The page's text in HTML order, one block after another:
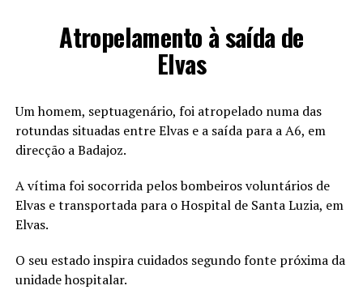
Atropelamento à saída de
Elvas
Um homem, septuagenário, foi atropelado numa das
rotundas situadas entre Elvas e a saída para a A6, em
direcção a Badajoz.
A vítima foi socorrida pelos bombeiros voluntários de
Elvas e transportada para o Hospital de Santa Luzia, em
Elvas.
O seu estado inspira cuidados segundo fonte próxima da
unidade hospitalar.